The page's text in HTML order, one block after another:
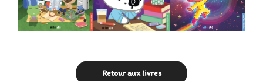
Retour aux livres